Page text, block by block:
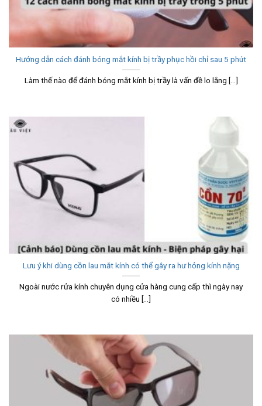
Hướng dẫn cách đánh bóng mắt kính bị trầy phục hồi chỉ sau 5 phút
Làm thế nào để đánh bóng mắt kính bị trầy là vấn đề lo lắng [...]
Lưu ý khi dùng cồn lau mắt kính có thể gây ra hư hỏng kính nặng
Ngoài nước rửa kính chuyên dụng cửa hàng cung cấp thì ngày nay
có nhiều [...]